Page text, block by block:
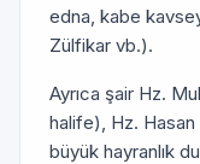
edna, kabe
Zülfikar vb.).
Ayrıca şair Hz.
halife), Hz.
büyük hayranlık